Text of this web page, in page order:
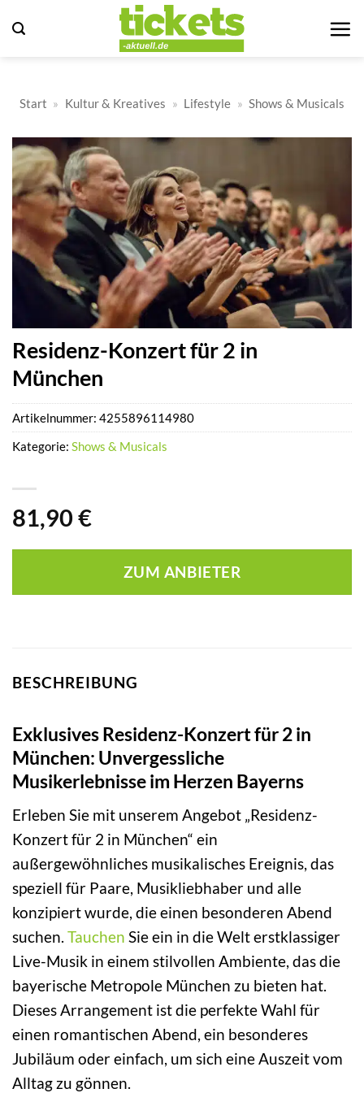
Inhalt
Start » Kultur & Kreatives » Lifestyle » Shows & Musicals
Residenz-Konzert für 2 in
München
81,90 €
ZUM ANBIETER
Artikelnummer: 4255896114980
Kategorie: Shows & Musicals
BESCHREIBUNG
Exklusives Residenz-Konzert für 2 in
München: Unvergessliche
Musikerlebnisse im Herzen Bayerns
Erleben Sie mit unserem Angebot „Residenz-
Konzert für 2 in München“ ein
außergewöhnliches musikalisches Ereignis, das
speziell für Paare, Musikliebhaber und alle
konzipiert wurde, die einen besonderen Abend
suchen. Tauchen Sie ein in die Welt erstklassiger
Live-Musik in einem stilvollen Ambiente, das die
bayerische Metropole München zu bieten hat.
Dieses Arrangement ist die perfekte Wahl für
einen romantischen Abend, ein besonderes
Jubiläum oder einfach, um sich eine Auszeit vom
Alltag zu gönnen.